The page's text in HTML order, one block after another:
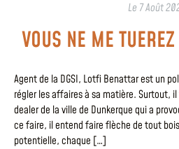
Le 7 Août
VOUS NE ME
Agent de la DGSI, Lotfi Benattar est un
régler les affaires à sa matière. Surtout,
dealer de la ville de Dunkerque qui a
ce faire, il entend faire flèche de tout
potentielle, chaque […]